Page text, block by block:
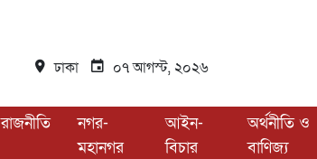
ঢাকা ০৭ আগস্ট, ২০২৬
রাজনীতি
নগর-
মহানগর
আইন-
বিচার
অর্থনীতি ও
বাণিজ্য